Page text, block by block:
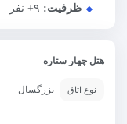
ظرفیت: +۹ نفر
هتل چهار ستاره
نوع اتاق بزرگسال